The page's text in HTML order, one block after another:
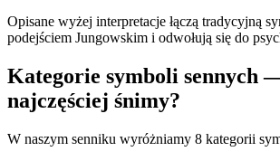
Opisane wyżej interpretacje łączą tradycyjną
podejściem Jungowskim i odwołują się do
Kategorie symboli sennych
najczęściej śnimy?
W naszym senniku wyróżniamy 8 kategorii